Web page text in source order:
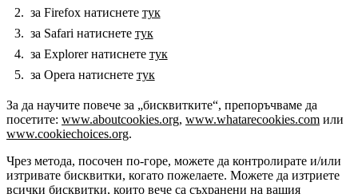
за Firefox натиснете тук
за Safari натиснете тук
за Explorer натиснете тук
за Opera натиснете тук
За да научите повече за „бисквитките“, препоръчваме да
посетите: www.aboutcookies.org, www.whatarecookies.com или
www.cookiechoices.org.
Чрез метода, посочен по-горе, можете да контролирате и/или
изтривате бисквитки, когато пожелаете. Можете да изтриете
всички бисквитки, които вече са съхранени на вашия